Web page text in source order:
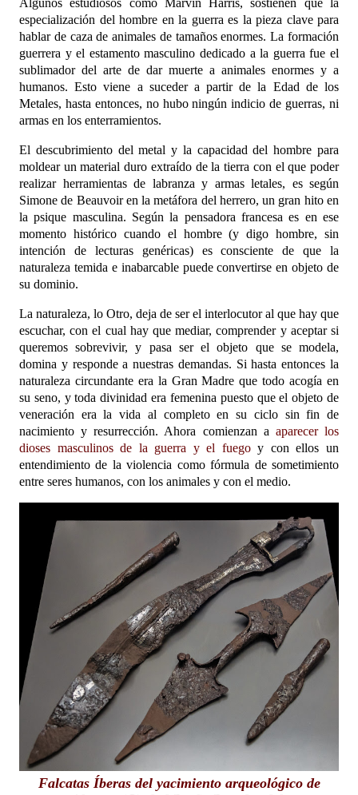
Algunos estudiosos como Marvin Harris, sostienen que la
especialización del hombre en la guerra es la pieza clave para
hablar de caza de animales de tamaños enormes. La formación
guerrera y el estamento masculino dedicado a la guerra fue el
sublimador del arte de dar muerte a animales enormes y a
humanos. Esto viene a suceder a partir de la Edad de los
Metales, hasta entonces, no hubo ningún indicio de guerras, ni
armas en los enterramientos.
El descubrimiento del metal y la capacidad del hombre para
moldear un material duro extraído de la tierra con el que poder
realizar herramientas de labranza y armas letales, es según
Simone de Beauvoir en la metáfora del herrero, un gran hito en
la psique masculina. Según la pensadora francesa es en ese
momento histórico cuando el hombre (y digo hombre, sin
intención de lecturas genéricas) es consciente de que la
naturaleza temida e inabarcable puede convertirse en objeto de
su dominio.
La naturaleza, lo Otro, deja de ser el interlocutor al que hay que
escuchar, con el cual hay que mediar, comprender y aceptar si
queremos sobrevivir, y pasa ser el objeto que se modela,
domina y responde a nuestras demandas. Si hasta entonces la
naturaleza circundante era la Gran Madre que todo acogía en
su seno, y toda divinidad era femenina puesto que el objeto de
veneración era la vida al completo en su ciclo sin fin de
nacimiento y resurrección. Ahora comienzan a aparecer los
dioses masculinos de la guerra y el fuegoy con ellos un
entendimiento de la violencia como fórmula de sometimiento
entre seres humanos, con los animales y con el medio.
Falcatas Íberas del yacimiento arqueológico de